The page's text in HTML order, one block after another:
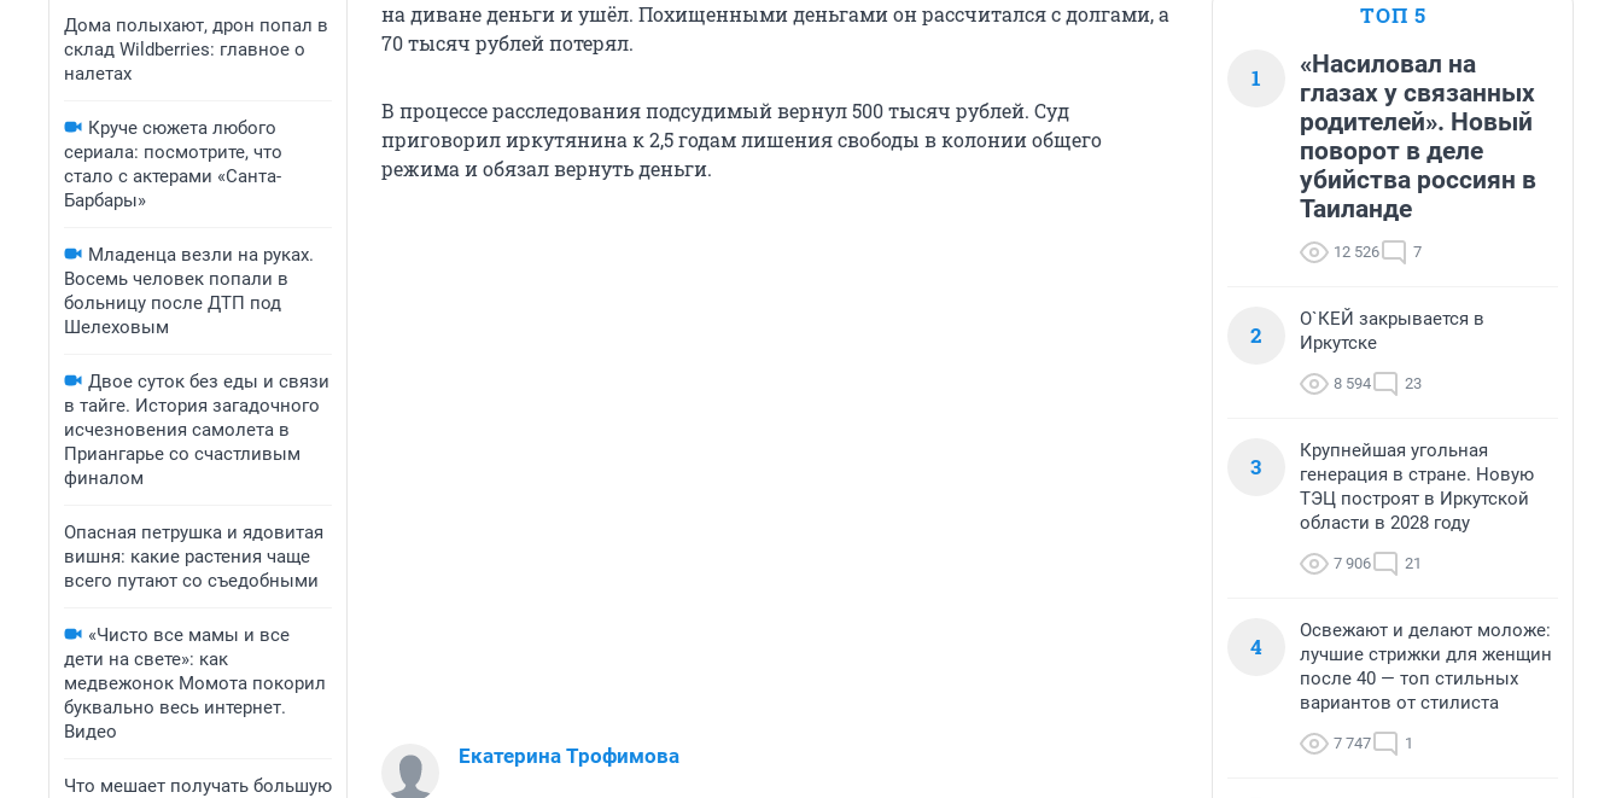
Дома полыхают, дрон попал в
склад Wildberries: главное о
налетах
Круче сюжета любого
сериала: посмотрите, что
стало с актерами «Санта-
Барбары»
Младенца везли на руках.
Восемь человек попали в
больницу после ДТП под
Шелеховым
Двое суток без еды и связи
в тайге. История загадочного
исчезновения самолета в
Приангарье со счастливым
финалом
Опасная петрушка и ядовитая
вишня: какие растения чаще
всего путают со съедобными
«Чисто все мамы и все
дети на свете»: как
медвежонок Момота покорил
буквально весь интернет.
Видео
Что мешает получать большую
на диване деньги и ушёл. Похищенными деньгами он рассчитался с долгами, а
70 тысяч рублей потерял.
В процессе расследования подсудимый вернул 500 тысяч рублей. Суд
приговорил иркутянина к 2,5 годам лишения свободы в колонии общего
режима и обязал вернуть деньги.
Екатерина Трофимова
ТОП 5
1
«Насиловал на
глазах у связанных
родителей». Новый
поворот в деле
убийства россиян в
Таиланде
12 526 7
2
О`КЕЙ закрывается в
Иркутске
8 594 23
3
Крупнейшая угольная
генерация в стране. Новую
ТЭЦ построят в Иркутской
области в 2028 году
7 906 21
4
Освежают и делают моложе:
лучшие стрижки для женщин
после 40 — топ стильных
вариантов от стилиста
7 747 1